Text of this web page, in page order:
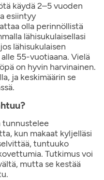
käydä 2–5 vuoden
esiintyy
olla perinnöllistä
lähisukulaisellasi
lähisukulaisen
55-vuotiaana. Vielä
on hyvin harvinainen.
ja keskimäärin se
tunnustelee
kun makaat kyljelläsi
tuntuuko
Tutkimus voi
mutta se kestää